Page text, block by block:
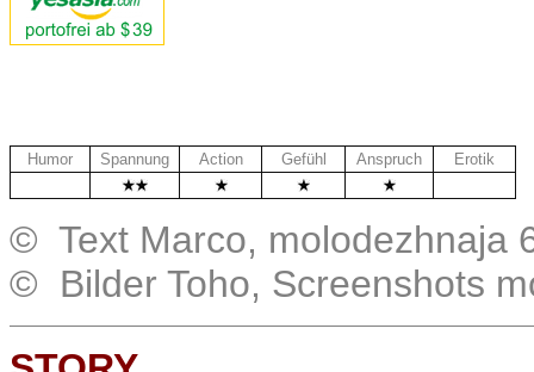
Humor Spannung Action Gefühl Anspruch
Erotik
© Text Marco, molodezhnaja
© Bilder Toho, Screenshots